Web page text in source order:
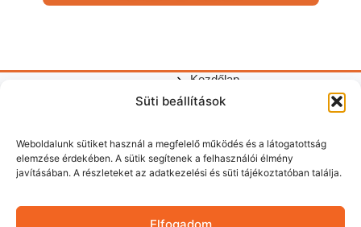
Süti beállítások
Weboldalunk sütiket használ a megfelelő működés és a látogatottság
elemzése érdekében. A sütik segítenek a felhasználói élmény
javításában. A részleteket az adatkezelési és süti tájékoztatóban találja.
Elfogadom
garázskapuk
telepítése
Szombathelyen
környékén.
+36
622
Gyors
Kezdőlap
Redőnyök
javítás
Garázskapu
Belső
árnyékolás
Hasznos
Kapcsolódó
Garázskapuk
Adatkezelési
tájékoztató
Impresszum
|
Cookie
©
2026